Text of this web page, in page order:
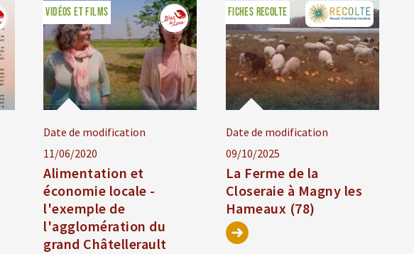
Date de modification
11/06/2020
Alimentation et
économie locale -
l'exemple de
l'agglomération du
grand Châtellerault
VIDÉOS ET FILMS
Date de modification
09/10/2025
La Ferme de la
Closeraie à Magny les
Hameaux (78)
FICHES RECOLTE